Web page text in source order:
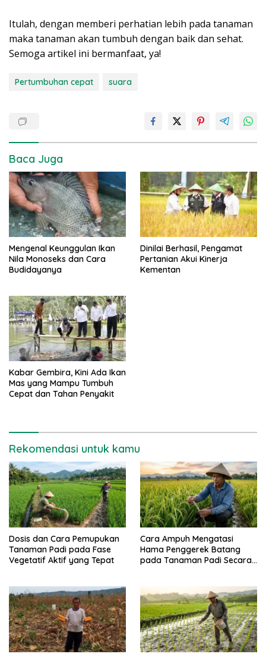
Itulah, dengan memberi perhatian lebih pada tanaman
maka tanaman akan tumbuh dengan baik dan sehat.
Semoga artikel ini bermanfaat, ya!
Pertumbuhan cepat suara
Baca Juga
Mengenal Keunggulan Ikan
Nila Monoseks dan Cara
Budidayanya
Dinilai Berhasil, Pengamat
Pertanian Akui Kinerja
Kementan
Kabar Gembira, Kini Ada Ikan
Mas yang Mampu Tumbuh
Cepat dan Tahan Penyakit
Rekomendasi untuk kamu
Dosis dan Cara Pemupukan
Tanaman Padi pada Fase
Vegetatif Aktif yang Tepat
Cara Ampuh Mengatasi
Hama Penggerek Batang
pada Tanaman Padi Secara